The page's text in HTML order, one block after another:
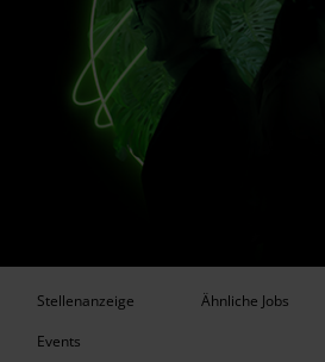
Stellenanzeige Ähnliche Jobs
Events